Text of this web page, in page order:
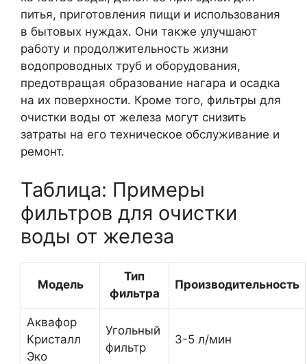
питья, приготовления пищи и использования
в бытовых нуждах. Они также улучшают
работу и продолжительность жизни
водопроводных труб и оборудования,
предотвращая образование нагара и осадка
на их поверхности. Кроме того, фильтры для
очистки воды от железа могут снизить
затраты на его техническое обслуживание и
ремонт.
Таблица: Примеры
фильтров для очистки
воды от железа
Модель
Тип
фильтра
Производительность
Аквафор
Кристалл
Эко
Угольный
фильтр
3-5 л/мин